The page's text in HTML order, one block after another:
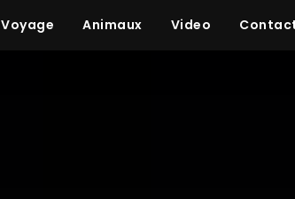
Voyage Animaux Video